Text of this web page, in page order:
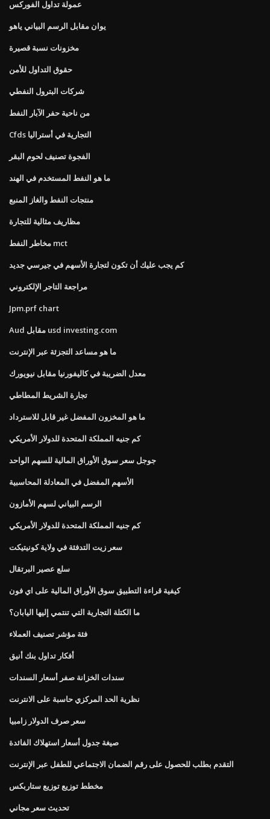
عمولة تداول الفوركس
يوان مقابل الرسم البياني ياهو
مخزونات نسبة قصيرة
حقوق التداول للأمن
شركات البترول النفطي
من ناحية حفر الآبار النفط
Cfds التجارية في أستراليا
الفجوة تصنيف لحوم البقر
ما هو النفط المستخدم في الهند
منتجات النفط والغاز المنبع
مظاريف مثالية للتجارة
مخاطر النفط mct
كم يجب عليك أن تكون لتجارة الأسهم في جيرسي جديد
مراجعة التاجر الإلكتروني
Jpm.prf chart
Aud مقابل usd investing.com
ما هو مساعد التجزئة عبر الإنترنت
معدل الضريبة في كاليفورنيا مقابل نيويورك
تجارة الشريط المطاطي
ما هو المخزون المفضل غير قابل للاسترداد
كم جنيه المملكة المتحدة للدولار الأمريكي
جوجل سعر سوق الأوراق المالية للسهم الواحد
الأسهم المفضل في المعادلة المحاسبية
الرسم البياني لسهم الأمازون
كم جنيه المملكة المتحدة للدولار الأمريكي
سعر زيت التدفئة في ولاية كونيتيكت
سلع عصير البرتقال
كيفية قراءة التطبيق سوق الأوراق المالية على اي فون
ما الكتلة التجارية التي تنتمي إليها اليابان؟
فئة مؤشر تصنيف العملاء
أفكار تداول بنك أنيق
سندات الخزانة صفر أسعار السندات
نظرية الحد المركزي حاسبة على الانترنت
سعر صرف الدولار زامبيا
صيغة جدول أسعار استهلاك الفائدة
التقدم بطلب للحصول على رقم الضمان الاجتماعي للطفل عبر الإنترنت
مخطط توزيع توزيع ستاربكس
تحديث سعر مجاني